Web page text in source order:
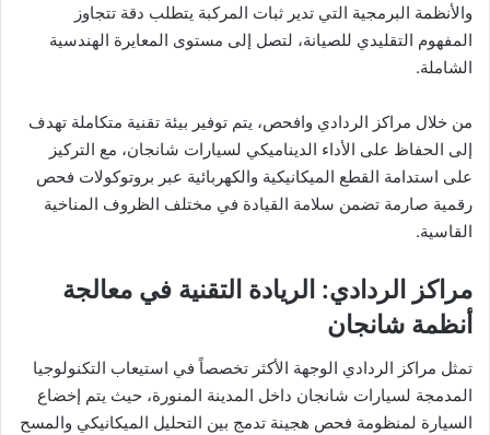
والأنظمة البرمجية التي تدير ثبات المركبة يتطلب دقة تتجاوز
المفهوم التقليدي للصيانة، لتصل إلى مستوى المعايرة الهندسية
الشاملة.
​من خلال مراكز الردادي وافحص، يتم توفير بيئة تقنية متكاملة تهدف
إلى الحفاظ على الأداء الديناميكي لسيارات شانجان، مع التركيز
على استدامة القطع الميكانيكية والكهربائية عبر بروتوكولات فحص
رقمية صارمة تضمن سلامة القيادة في مختلف الظروف المناخية
القاسية.
​مراكز الردادي: الريادة التقنية في معالجة
أنظمة شانجان
​تمثل مراكز الردادي الوجهة الأكثر تخصصاً في استيعاب التكنولوجيا
المدمجة لسيارات شانجان داخل المدينة المنورة، حيث يتم إخضاع
السيارة لمنظومة فحص هجينة تدمج بين التحليل الميكانيكي والمسح